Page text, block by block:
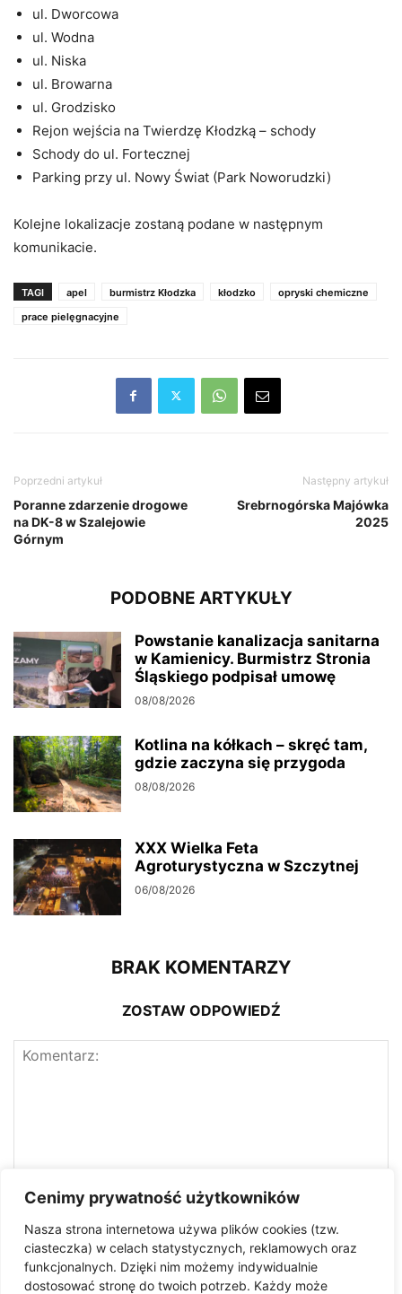
Cenimy prywatność użytkowników
Nasza strona internetowa używa plików cookies (tzw.
ciasteczka) w celach statystycznych, reklamowych oraz
funkcjonalnych. Dzięki nim możemy indywidualnie
dostosować stronę do twoich potrzeb. Każdy może
ul. Dworcowa
ul. Wodna
ul. Niska
ul. Browarna
ul. Grodzisko
Rejon wejścia na Twierdzę Kłodzką – schody
Schody do ul. Fortecznej
Parking przy ul. Nowy Świat (Park Noworudzki)
Kolejne lokalizacje zostaną podane w następnym
komunikacie.
TAGI apel burmistrz Kłodzka kłodzko
opryski chemiczne
prace pielęgnacyjne
Poprzedni artykuł
Poranne zdarzenie drogowe
na DK-8 w Szalejowie
Górnym
Następny artykuł
Srebrnogórska Majówka
2025
PODOBNE ARTYKUŁY
Powstanie kanalizacja sanitarna
w Kamienicy. Burmistrz Stronia
Śląskiego podpisał umowę
08/08/2026
Kotlina na kółkach – skręć tam,
gdzie zaczyna się przygoda
08/08/2026
XXX Wielka Feta
Agroturystyczna w Szczytnej
06/08/2026
BRAK KOMENTARZY
ZOSTAW ODPOWIEDŹ